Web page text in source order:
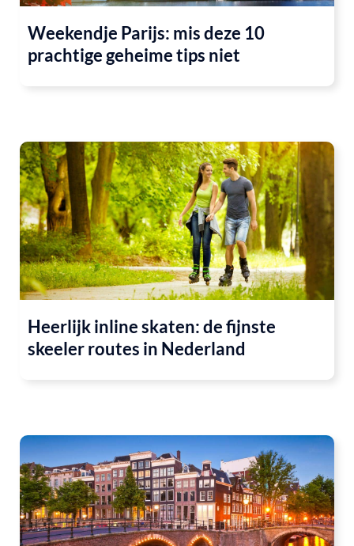
Weekendje Parijs: mis deze 10
prachtige geheime tips niet
Heerlijk inline skaten: de fijnste
skeeler routes in Nederland